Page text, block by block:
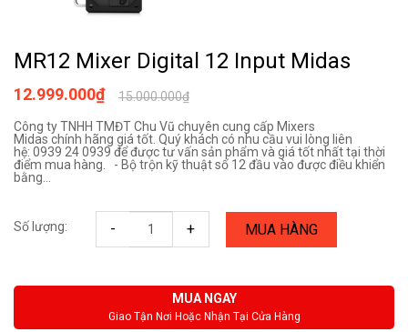
MR12 Mixer Digital 12 Input Midas
15.000.000₫
12.999.000₫
Công ty TNHH TMĐT Chu Vũ chuyên cung cấp Mixers
Midas chính hãng giá tốt. Quý khách có nhu cầu vui lòng liên
hệ: 0939 24 0939 để được tư vấn sản phẩm và giá tốt nhất tại thời
điểm mua hàng. - Bộ trộn kỹ thuật số 12 đầu vào được điều khiển
bằng...
Số lượng: - + MUA HÀNG
MUA NGAY
Giao Tận Nơi Hoặc Nhận Tại Cửa Hàng